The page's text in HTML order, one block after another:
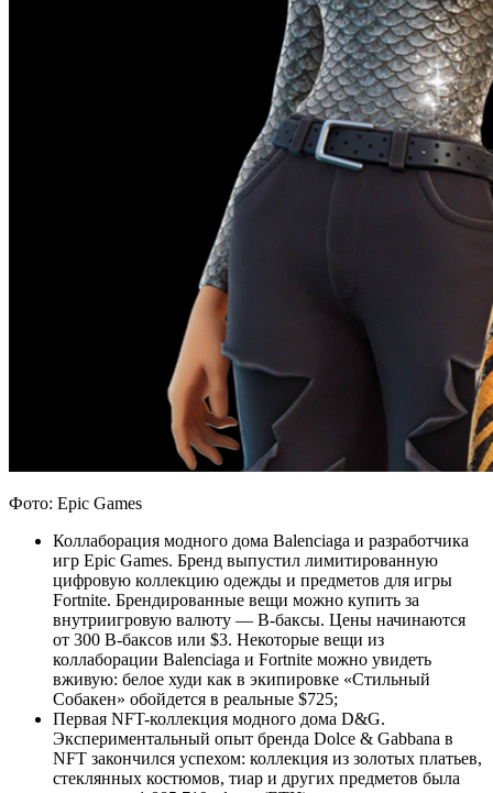
Фото: Epic Games
Коллаборация модного дома Balenciaga и разработчика
игр Epic Games. Бренд выпустил лимитированную
цифровую коллекцию одежды и предметов для игры
Fortnite. Брендированные вещи можно купить за
внутриигровую валюту — B-баксы. Цены начинаются
от 300 B-баксов или $3. Некоторые вещи из
коллаборации Balenciaga и Fortnite можно увидеть
вживую: белое худи как в экипировке «Стильный
Собакен» обойдется в реальные $725;
Первая NFT-коллекция модного дома D&G.
Экспериментальный опыт бренда Dolce & Gabbana в
NFT закончился успехом: коллекция из золотых платьев,
стеклянных костюмов, тиар и других предметов была